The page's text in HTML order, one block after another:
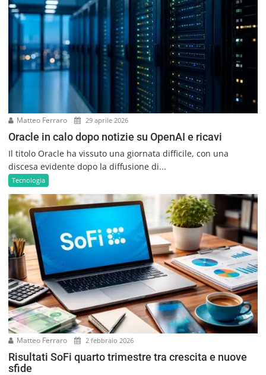
Matteo Ferraro 29 aprile 2026
Oracle in calo dopo notizie su OpenAI e ricavi
Il titolo Oracle ha vissuto una giornata difficile, con una
discesa evidente dopo la diffusione di...
Tecnologia
Matteo Ferraro 2 febbraio 2026
Risultati SoFi quarto trimestre tra crescita e nuove
sfide